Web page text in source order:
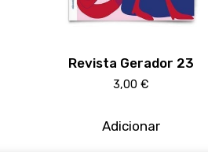
Revista Gerador 23
3,00€
Adicionar